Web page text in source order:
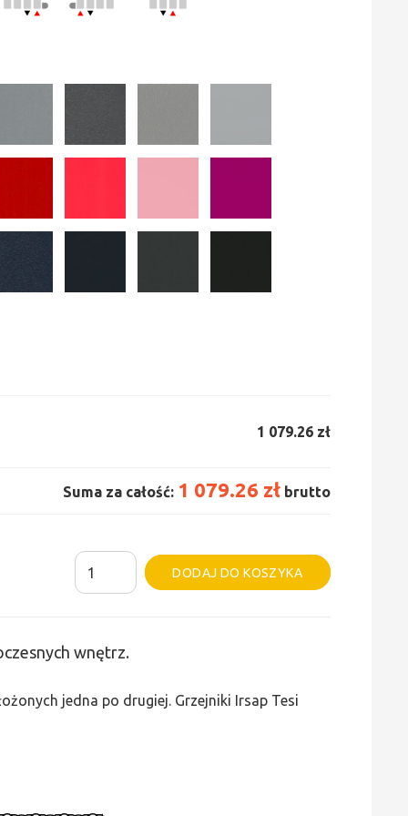
1 079.26 zł
Suma za całość: 1 079.26 zł brutto
ilość
Grzejnik
DODAJ DO KOSZYKA
Alternative:
wnętrz.
jedna po drugiej. Grzejniki Irsap Tesi